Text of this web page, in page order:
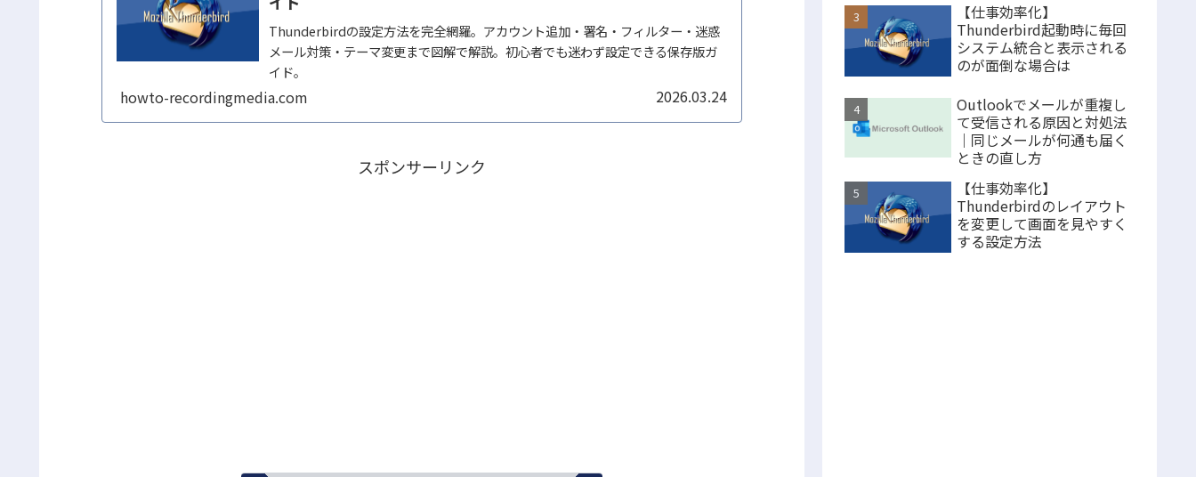
Thunderbirdの設定方法を完全網羅。アカウント追加・署名・フィルター・迷惑
メール対策・テーマ変更まで図解で解説。初心者でも迷わず設定できる保存版ガ
イド。
howto-recordingmedia.com 2026.03.24
スポンサーリンク
【仕事効率化】
Thunderbird起動時に毎回
システム統合と表示される
のが面倒な場合は
Outlookでメールが重複し
て受信される原因と対処法
｜同じメールが何通も届く
ときの直し方
【仕事効率化】
Thunderbirdのレイアウト
を変更して画面を見やすく
する設定方法